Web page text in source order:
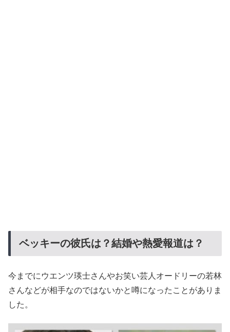
ベッキーの彼氏は？結婚や熱愛報道は？
今までにウエンツ瑛士さんやお笑い芸人オードリーの若林
さんなどが相手なのではないかと噂になったことがありま
した。